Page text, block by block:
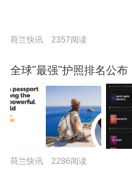
荷兰快讯 2357阅读
全球"最强"护照排名公布
荷兰快讯 2286阅读